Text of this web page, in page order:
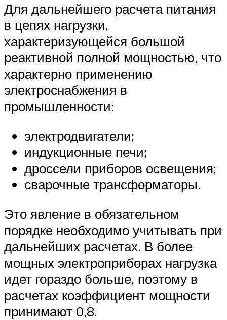
Для дальнейшего расчета питания
в цепях нагрузки,
характеризующейся большой
реактивной полной мощностью, что
характерно применению
электроснабжения в
промышленности:
электродвигатели;
индукционные печи;
дроссели приборов освещения;
сварочные трансформаторы.
Это явление в обязательном
порядке необходимо учитывать при
дальнейших расчетах. В более
мощных электроприборах нагрузка
идет гораздо больше, поэтому в
расчетах коэффициент мощности
принимают 0,8.